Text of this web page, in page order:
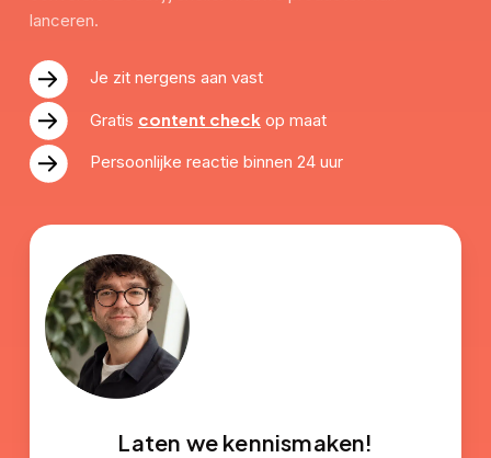
lanceren.
Je zit nergens aan vast
Gratis content checkop maat
Persoonlijke reactie binnen 24 uur
Laten we kennismaken!